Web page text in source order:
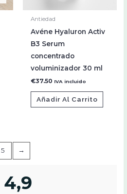
Antiedad
Avéne Hyaluron Activ
B3 Serum
concentrado
voluminizador 30 ml
€37.50 IVA incluido
Añadir Al Carrito
5 →
4,9